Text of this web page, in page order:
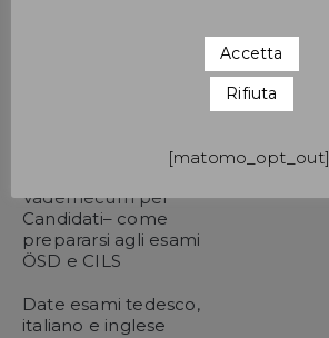
Vademecum per
Candidati– come
prepararsi agli esami
ÖSD e CILS
Date esami tedesco,
italiano e inglese
Accetta
Rifiuta
[matomo_opt_out]